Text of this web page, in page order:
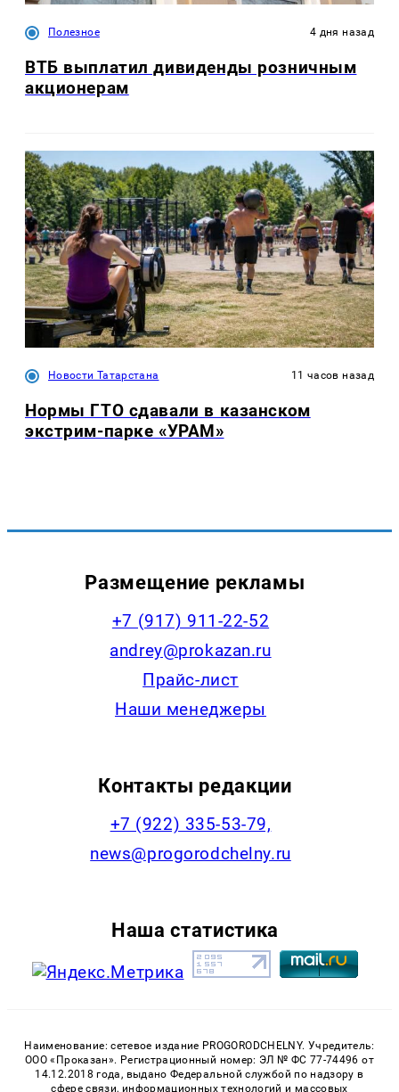
Полезное 4 дня назад
ВТБ выплатил дивиденды розничным
акционерам
Новости Татарстана 11 часов назад
Нормы ГТО сдавали в казанском
экстрим-парке «УРАМ»
Размещение рекламы
+7 (917) 911-22-52
andrey@prokazan.ru
Прайс-лист
Наши менеджеры
Контакты редакции
+7 (922) 335-53-79,
news@progorodchelny.ru
Наша статистика
Наименование: сетевое издание PROGORODCHELNY. Учредитель:
ООО «Проказан». Регистрационный номер: ЭЛ № ФС 77-74496 от
14.12.2018 года, выдано Федеральной службой по надзору в
сфере связи, информационных технологий и массовых